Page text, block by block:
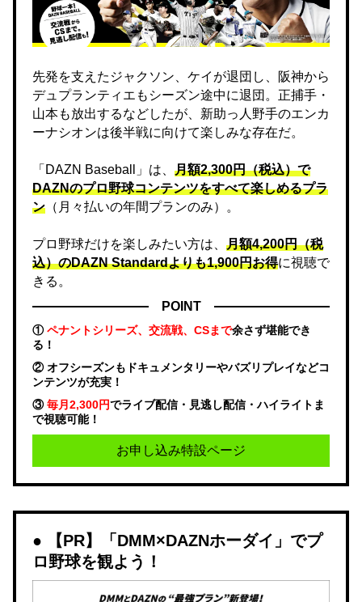
先発を支えたジャクソン、ケイが退団し、阪神から
デュプランティエもシーズン途中に退団。正捕手・
山本も放出するなどしたが、新助っ人野手のエンカ
ーナシオンは後半戦に向けて楽しみな存在だ。
「DAZN Baseball」は、 月額2,300円（税込）で
DAZNのプロ野球コンテンツをすべて楽しめるプラ
ン （月々払いの年間プランのみ）。
プロ野球だけを楽しみたい方は、 月額4,200円（税
込）のDAZN Standard​よりも1,900円お得に視聴で
きる。
POINT
①ペナントシリーズ、交流戦、CSまで余さず堪能でき
る！
② オフシーズンもドキュメンタリーやバズリプレイなどコ
ンテンツが充実！
③毎月2,300円でライブ配信・見逃し配信・ハイライトま
で視聴可能！
お申し込み特設ページ
【PR】「DMM×DAZNホーダイ」でプ
ロ野球を観よう！